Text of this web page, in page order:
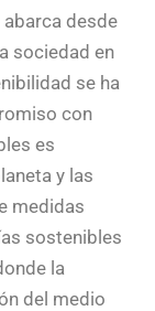
desde
sociedad en
se ha
con
es
y las
medidas
sostenibles
la
del medio